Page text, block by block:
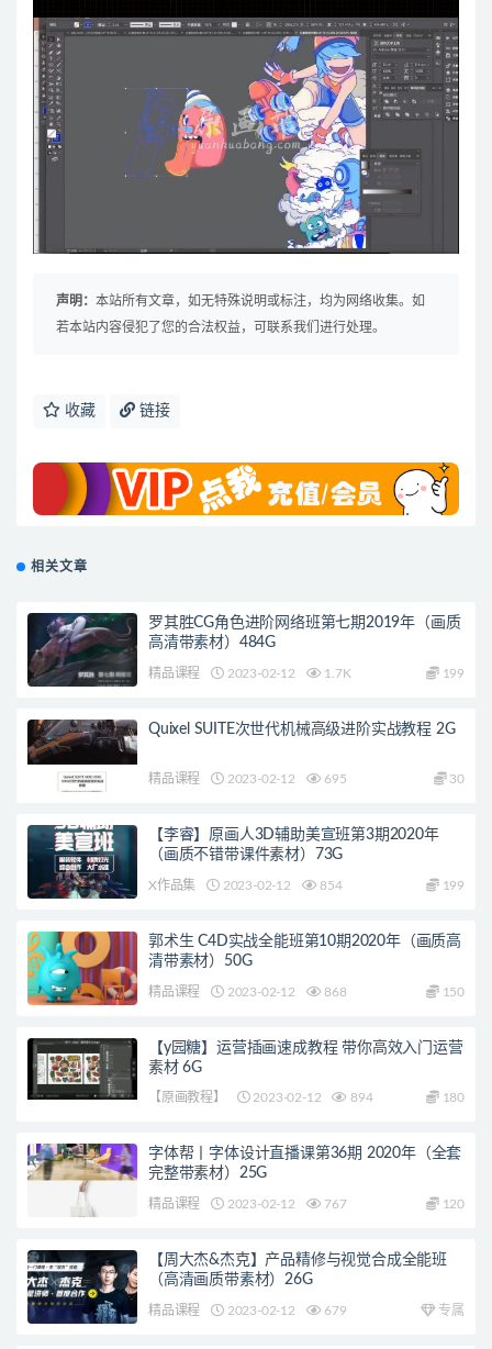
声明： 本站所有文章，如无特殊说明或标注，均为网络收集。如
若本站内容侵犯了您的合法权益，可联系我们进行处理。
收藏 链接
相关文章
罗其胜CG角色进阶网络班第七期2019年（画质
高清带素材）484G
精品课程 2023-02-12 1.7K 199
Quixel SUITE次世代机械高级进阶实战教程 2G
精品课程 2023-02-12 695 30
【李睿】原画人3D辅助美宣班第3期2020年
（画质不错带课件素材）73G
X作品集 2023-02-12 854 199
郭术生 C4D实战全能班第10期2020年（画质高
清带素材）50G
精品课程 2023-02-12 868 150
【y园糖】运营插画速成教程 带你高效入门运营
素材 6G
【原画教程】 2023-02-12 894 180
字体帮丨字体设计直播课第36期 2020年（全套
完整带素材）25G
精品课程 2023-02-12 767 120
【周大杰&杰克】产品精修与视觉合成全能班
（高清画质带素材）26G
精品课程 2023-02-12 679 专属